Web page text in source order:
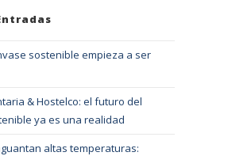
sostenible empieza a ser
& Hostelco: el futuro del
ya es una realidad
altas temperaturas: